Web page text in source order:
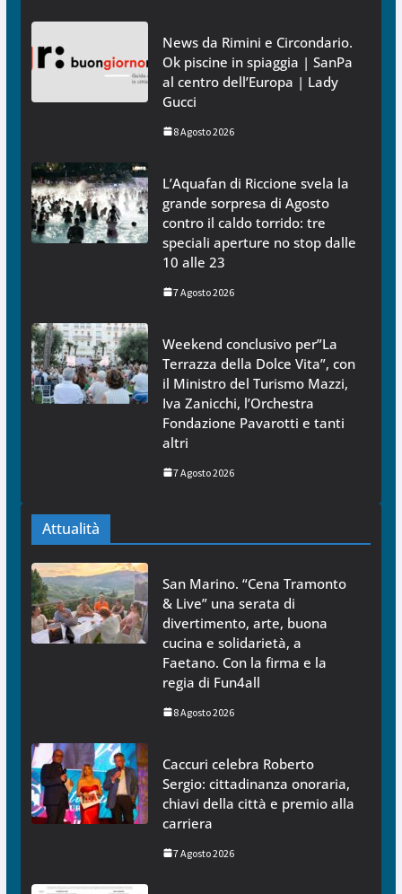
News da Rimini e Circondario.
Ok piscine in spiaggia | SanPa
al centro dell’Europa | Lady
Gucci
8 Agosto 2026
L’Aquafan di Riccione svela la
grande sorpresa di Agosto
contro il caldo torrido: tre
speciali aperture no stop dalle
10 alle 23
7 Agosto 2026
Weekend conclusivo per”La
Terrazza della Dolce Vita”, con
il Ministro del Turismo Mazzi,
Iva Zanicchi, l’Orchestra
Fondazione Pavarotti e tanti
altri
7 Agosto 2026
Attualità
San Marino. “Cena Tramonto
& Live” una serata di
divertimento, arte, buona
cucina e solidarietà, a
Faetano. Con la firma e la
regia di Fun4all
8 Agosto 2026
Caccuri celebra Roberto
Sergio: cittadinanza onoraria,
chiavi della città e premio alla
carriera
7 Agosto 2026